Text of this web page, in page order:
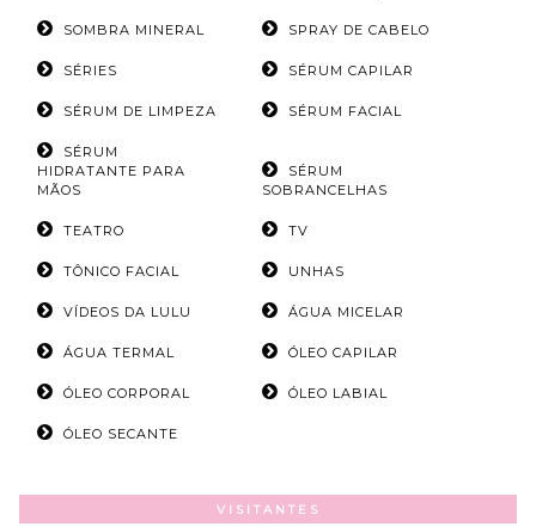
SOMBRA MINERAL SPRAY DE CABELO
SÉRIES SÉRUM CAPILAR
SÉRUM DE LIMPEZA SÉRUM FACIAL
SÉRUM
HIDRATANTE PARA
MÃOS
SÉRUM
SOBRANCELHAS
TEATRO TV
TÔNICO FACIAL UNHAS
VÍDEOS DA LULU ÁGUA MICELAR
ÁGUA TERMAL ÓLEO CAPILAR
ÓLEO CORPORAL ÓLEO LABIAL
ÓLEO SECANTE
VISITANTES